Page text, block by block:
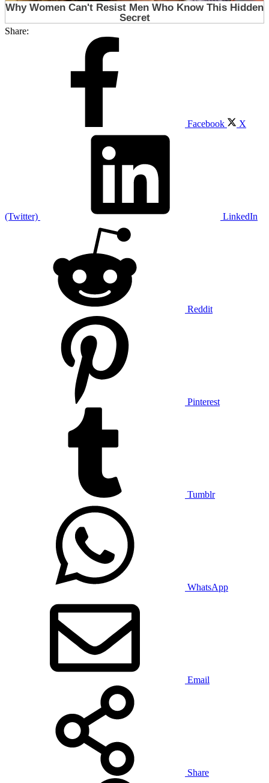
Share:
Facebook X
(Twitter) LinkedIn
Reddit
Pinterest
Tumblr
WhatsApp
Email
Share